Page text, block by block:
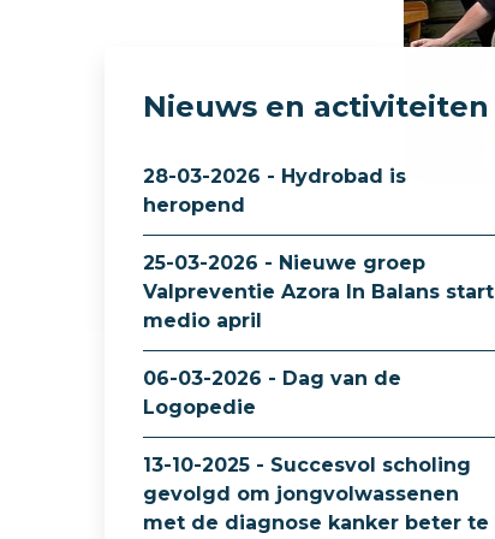
Nieuws en activiteiten
28-03-2026 - Hydrobad is
heropend
25-03-2026 - Nieuwe groep
Valpreventie Azora In Balans start
medio april
06-03-2026 - Dag van de
Logopedie
13-10-2025 - Succesvol scholing
gevolgd om jongvolwassenen
met de diagnose kanker beter te